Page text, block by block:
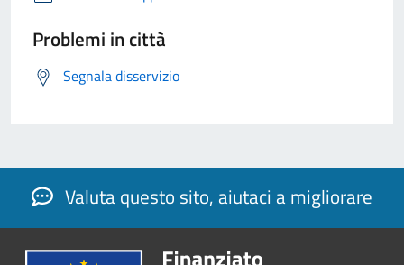
Problemi in città
Segnala disservizio
Valuta questo sito, aiutaci a migliorare